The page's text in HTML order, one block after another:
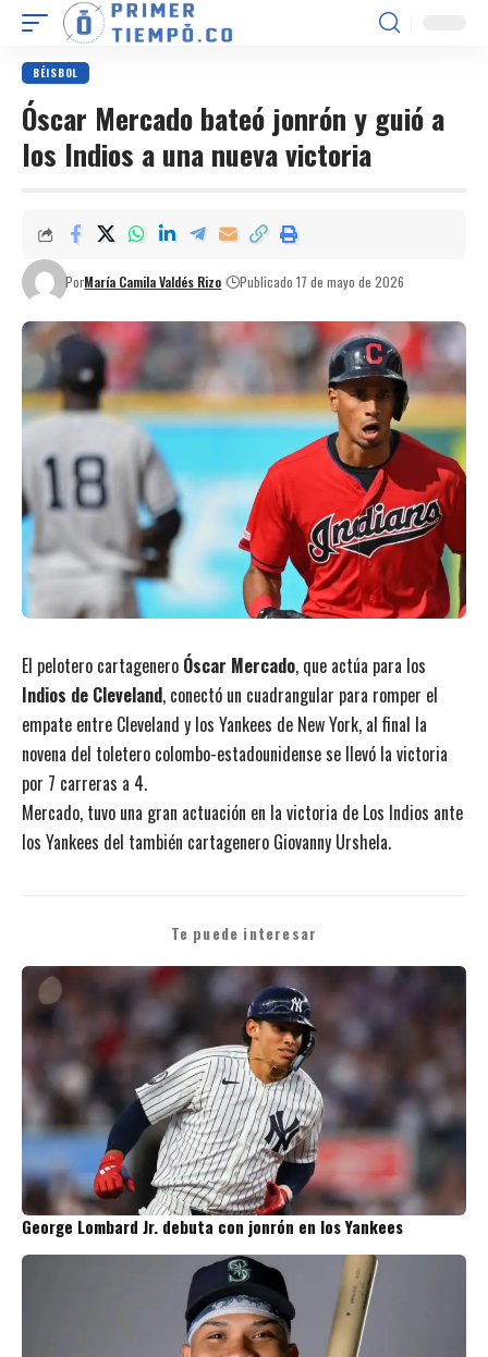
BÉISBOL
Óscar Mercado bateó jonrón y guió a
los Indios a una nueva victoria
PorMaría Camila Valdés Rizo Publicado 17 de mayo de 2026
El pelotero cartagenero Óscar Mercado, que actúa para los
Indios de Cleveland, conectó un cuadrangular para romper el
empate entre Cleveland y los Yankees de New York, al final la
novena del toletero colombo-estadounidense se llevó la victoria
por 7 carreras a 4.
Mercado, tuvo una gran actuación en la victoria de Los Indios ante
los Yankees del también cartagenero Giovanny Urshela.
Te puede interesar
George Lombard Jr. debuta con jonrón en los Yankees